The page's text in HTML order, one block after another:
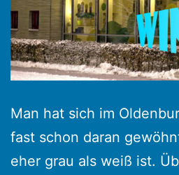
Man hat sich im
fast schon daran
eher grau als weiß ist.